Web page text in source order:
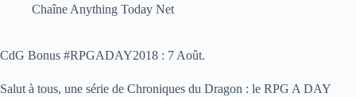
Chaîne Anything Today Net
CdG Bonus #RPGADAY2018 : 7 Août.
Salut à tous, une série de Chroniques du Dragon : le RPG A DAY